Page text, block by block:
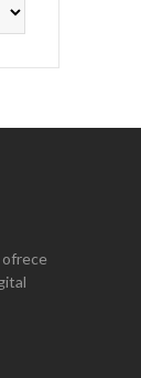
ofrece